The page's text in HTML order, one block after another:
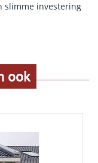
slimme investering
ook